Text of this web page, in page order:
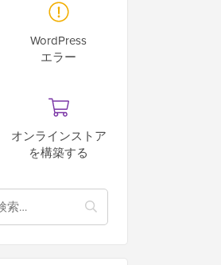
WordPress
エラー
オンラインストア
を構築する